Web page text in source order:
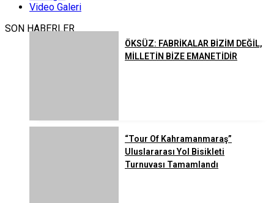
Video Galeri
SON HABERLER
ÖKSÜZ: FABRİKALAR BİZİM DEĞİL,
MİLLETİN BİZE EMANETİDİR
“Tour Of Kahramanmaraş”
Uluslararası Yol Bisikleti
Turnuvası Tamamlandı